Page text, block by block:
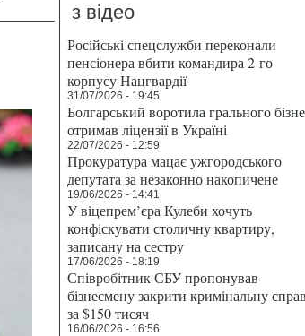
з відео
Російські спецслужби переконали
пенсіонера вбити командира 2-го
корпусу Нацгвардії
31/07/2026 - 19:45
Болгарський воротила грального
отримав ліцензії в Україні
22/07/2026 - 12:59
Прокуратура мацає ужгородського
депутата за незаконно накопичене
19/06/2026 - 14:41
У віцепрем’єра Кулеби хочуть
конфіскувати столичну квартиру,
записану на сестру
17/06/2026 - 18:19
Співробітник СБУ пропонував
бізнесмену закрити кримінальну
за $150 тисяч
16/06/2026 - 16:56